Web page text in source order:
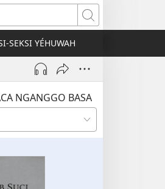
Golèk
SEKSI YÉHUWAH
NGANGGO BASA